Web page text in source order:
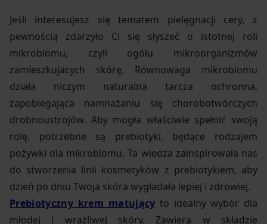
Jeśli interesujesz się tematem pielęgnacji cery, z
pewnością zdarzyło Ci się słyszeć o istotnej roli
mikrobiomu, czyli ogółu mikroorganizmów
zamieszkujacych skórę. Równowaga mikrobiomu
działa niczym naturalna tarcza ochronna,
zapobiegająca namnażaniu się chorobotwórczych
drobnoustrojów. Aby mogła właściwie spełnić swoją
rolę, potrzebne są prebiotyki, będące rodzajem
pożywki dla mikrobiomu. Ta wiedza zainspirowała nas
do stworzenia linii kosmetyków z prebiotykiem, aby
dzień po dniu Twoja skóra wygladała lepiej i zdrowiej.
Prebiotyczny krem matujący to idealny wybór dla
młodej i wrażliwej skóry. Zawiera w składzie